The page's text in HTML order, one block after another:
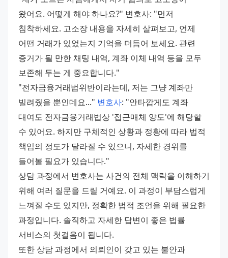
왔어요. 어떻게 해야 하나요?" 변호사: "먼저
침착하세요. 고소장 내용을 자세히 살펴보고, 언제
어떤 거래가 있었는지 기억을 더듬어 보세요. 관련
증거가 될 만한 채팅 내역, 계좌 이체 내역 등을 모두
보존해 두는 게 중요합니다."
"전자금융거래법위반이라는데, 저는 그냥 계좌만
빌려줬을 뿐인데요..." 변호사: "안타깝게도 계좌
대여도 전자금융거래법상 '접근매체 양도'에 해당할
수 있어요. 하지만 구체적인 상황과 정황에 따라 법적
책임의 정도가 달라질 수 있으니, 자세한 경위를
들어볼 필요가 있습니다."
상담 과정에서 변호사는 사건의 전체 맥락을 이해하기
위해 여러 질문을 드릴 거예요. 이 과정이 부담스럽게
느껴질 수도 있지만, 정확한 법적 조언을 위해 필요한
과정입니다. 솔직하고 자세한 답변이 좋은 법률
서비스의 첫걸음이 됩니다.
또한 상담 과정에서 의뢰인이 갖고 있는 불안과